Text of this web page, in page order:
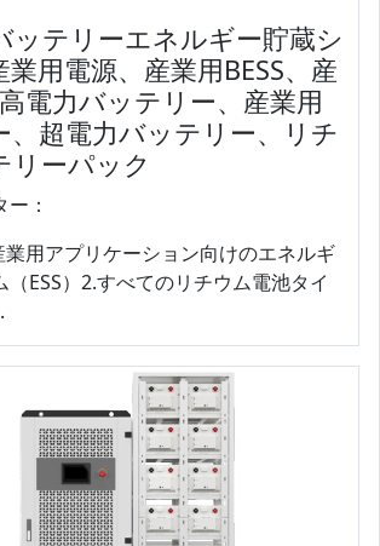
ッテリーエネルギー貯蔵シ
用電源、産業用BESS、産
電力バッテリー、産業用
、超電力バッテリー、リチ
リーパック
：
用アプリケーション向けのエネルギ
（ESS）2.すべてのリチウム電池タイ